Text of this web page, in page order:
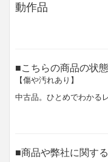
動作品
■こちらの商品の状
【傷や汚れあり】
中古品。ひとめでわかる
■商品や弊社に関す